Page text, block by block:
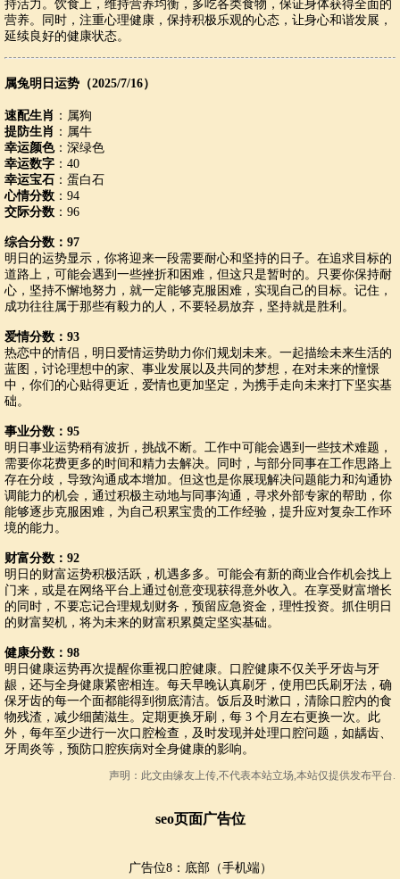
持活力。饮食上，维持营养均衡，多吃各类食物，保证身体获得全面的
营养。同时，注重心理健康，保持积极乐观的心态，让身心和谐发展，
延续良好的健康状态。
属兔明日运势（2025/7/16）
速配生肖 ：属狗
提防生肖 ：属牛
幸运颜色：深绿色
幸运数字 ：40
幸运宝石 ：蛋白石
心情分数 ：94
交际分数 ：96
综合分数：97
明日的运势显示，你将迎来一段需要耐心和坚持的日子。在追求目标的
道路上，可能会遇到一些挫折和困难，但这只是暂时的。只要你保持耐
心，坚持不懈地努力，就一定能够克服困难，实现自己的目标。记住，
成功往往属于那些有毅力的人，不要轻易放弃，坚持就是胜利。
爱情分数：93
热恋中的情侣，明日爱情运势助力你们规划未来。一起描绘未来生活的
蓝图，讨论理想中的家、事业发展以及共同的梦想，在对未来的憧憬
中，你们的心贴得更近，爱情也更加坚定，为携手走向未来打下坚实基
础。
事业分数：95
明日事业运势稍有波折，挑战不断。工作中可能会遇到一些技术难题，
需要你花费更多的时间和精力去解决。同时，与部分同事在工作思路上
存在分歧，导致沟通成本增加。但这也是你展现解决问题能力和沟通协
调能力的机会，通过积极主动地与同事沟通，寻求外部专家的帮助，你
能够逐步克服困难，为自己积累宝贵的工作经验，提升应对复杂工作环
境的能力。
财富分数：92
明日的财富运势积极活跃，机遇多多。可能会有新的商业合作机会找上
门来，或是在网络平台上通过创意变现获得意外收入。在享受财富增长
的同时，不要忘记合理规划财务，预留应急资金，理性投资。抓住明日
的财富契机，将为未来的财富积累奠定坚实基础。
健康分数：98
明日健康运势再次提醒你重视口腔健康。口腔健康不仅关乎牙齿与牙
龈，还与全身健康紧密相连。每天早晚认真刷牙，使用巴氏刷牙法，确
保牙齿的每一个面都能得到彻底清洁。饭后及时漱口，清除口腔内的食
物残渣，减少细菌滋生。定期更换牙刷，每 3 个月左右更换一次。此
外，每年至少进行一次口腔检查，及时发现并处理口腔问题，如龋齿、
牙周炎等，预防口腔疾病对全身健康的影响。
声明：此文由缘友上传,不代表本站立场,本站仅提供发布平台.
seo页面广告位
广告位8：底部（手机端）